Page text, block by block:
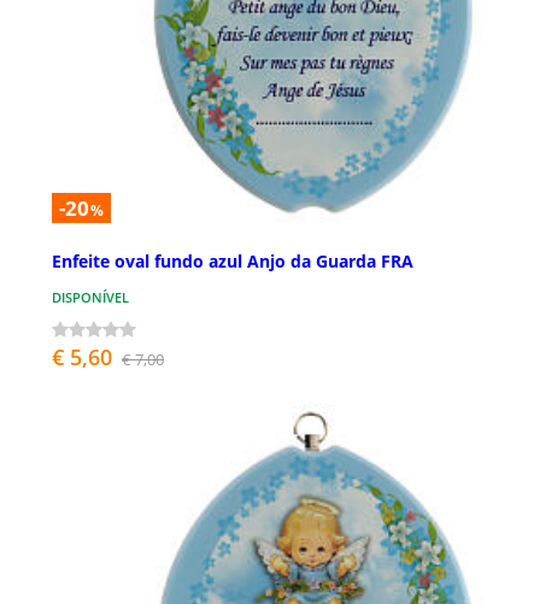
-20%
Enfeite oval fundo azul Anjo da Guarda FRA
DISPONÍVEL
€ 5,60 € 7,00